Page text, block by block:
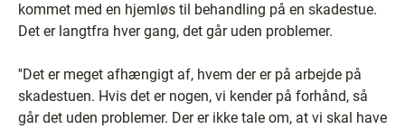
kommet med en hjemløs til behandling på en skadestue.
Det er langtfra hver gang, det går uden problemer.
''Det er meget afhængigt af, hvem der er på arbejde på
skadestuen. Hvis det er nogen, vi kender på forhånd, så
går det uden problemer. Der er ikke tale om, at vi skal have